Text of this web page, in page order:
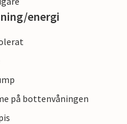
energi
på bottenvåningen